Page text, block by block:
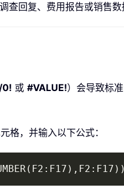
查回复、费用报告或销售数
0! 或 #VALUE!）会导致标
格，并输入以下公式：